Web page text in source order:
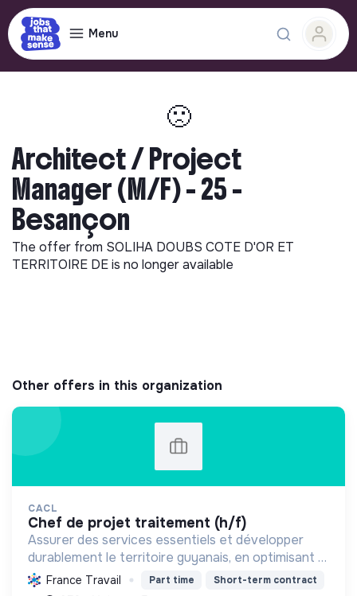
Menu
🙁
Architect / Project
Manager (M/F) - 25 -
Besançon
The offer from SOLIHA DOUBS COTE D'OR ET
TERRITOIRE DEis no longer available
Other offers in this organization
CACL
chef de projet traitement (h/f)
Assurer des services essentiels et développer
durablement le territoire guyanais, en optimisant la
gestion des ressources et en promouvant la
transition écologique et sociale.
France Travail Part time Short-term contract